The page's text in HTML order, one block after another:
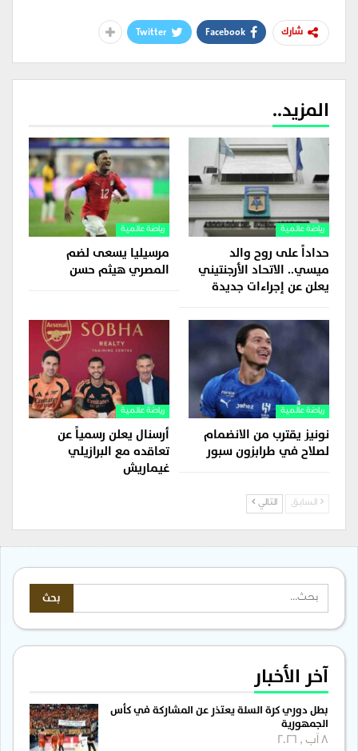
شارك Facebook
Twitter
المزيد..
رياضة عالمية
حداداً على روح والد
ميسي.. الاتحاد الأرجنتيني
يعلن عن إجراءات جديدة
رياضة عالمية
مرسيليا يسعى لضم
المصري هيثم حسن
رياضة عالمية
نونيز يقترب من الانضمام
لصلاح في طرابزون سبور
رياضة عالمية
أرسنال يعلن رسمياً عن
تعاقده مع البرازيلي
غيماريش
السابق التالي
آخر الأخبار
بطل دوري كرة السلة يعتذر عن المشاركة في كأس
الجمهورية